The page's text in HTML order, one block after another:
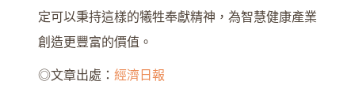
定可以秉持這樣的犧牲奉獻精神，為智慧健康產業
創造更豐富的價值。
◎文章出處： 經濟日報